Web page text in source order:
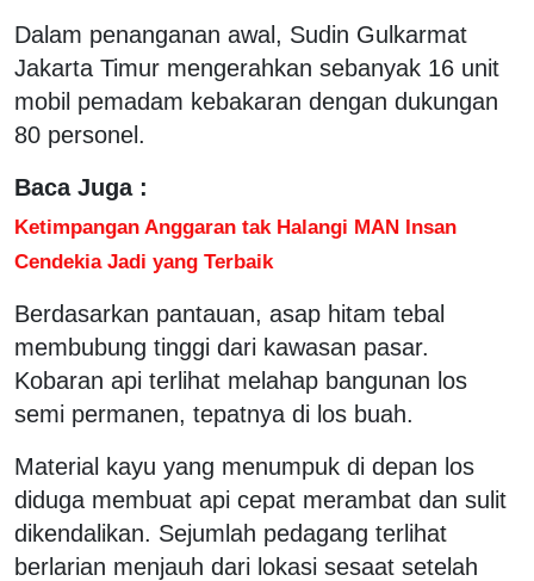
Dalam penanganan awal, Sudin Gulkarmat
Jakarta Timur mengerahkan sebanyak 16 unit
mobil pemadam kebakaran dengan dukungan
80 personel.
Baca Juga :
Ketimpangan Anggaran tak Halangi MAN Insan
Cendekia Jadi yang Terbaik
Berdasarkan pantauan, asap hitam tebal
membubung tinggi dari kawasan pasar.
Kobaran api terlihat melahap bangunan los
semi permanen, tepatnya di los buah.
Material kayu yang menumpuk di depan los
diduga membuat api cepat merambat dan sulit
dikendalikan. Sejumlah pedagang terlihat
berlarian menjauh dari lokasi sesaat setelah